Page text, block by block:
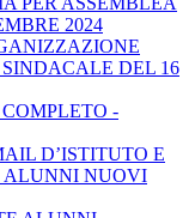
2024
DEL 16
-
D’ISTITUTO E
ALUNNI NUOVI